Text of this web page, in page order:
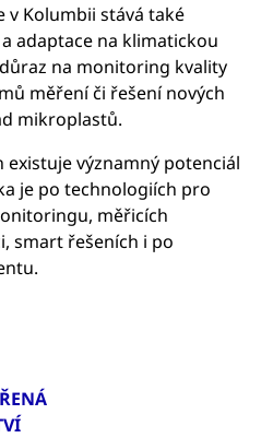
v Kolumbii stává také
adaptace na klimatickou
na monitoring kvality
měření či řešení nových
mikroplastů.
existuje významný potenciál
je po technologiích pro
měřicích
smart řešeních i po